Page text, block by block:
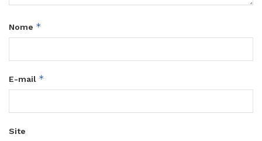
Nome *
E-mail *
Site